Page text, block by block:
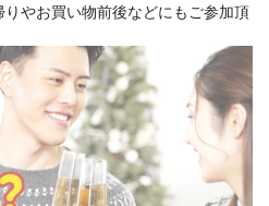
やお買い物前後などにもご参加頂